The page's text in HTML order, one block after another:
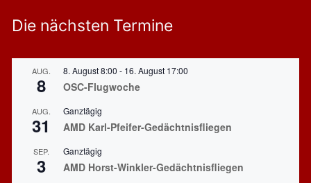
Die nächsten Termine
AUG.
8
8. August 8:00 - 16. August 17:00
OSC-Flugwoche
AUG.
31
Ganztägig
AMD Karl-Pfeifer-Gedächtnisfliegen
SEP.
3
Ganztägig
AMD Horst-Winkler-Gedächtnisfliegen